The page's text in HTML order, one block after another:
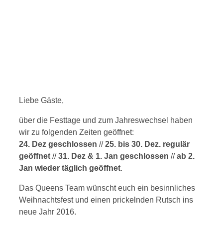
Liebe Gäste,
über die Festtage und zum Jahreswechsel haben
wir zu folgenden Zeiten geöffnet:
24. Dez geschlossen //25. bis 30. Dez. regulär
geöffnet //31. Dez & 1. Jan geschlossen //ab 2.
Jan wieder täglich geöffnet.
Das Queens Team wünscht euch ein besinnliches
Weihnachtsfest und einen prickelnden Rutsch ins
neue Jahr 2016.